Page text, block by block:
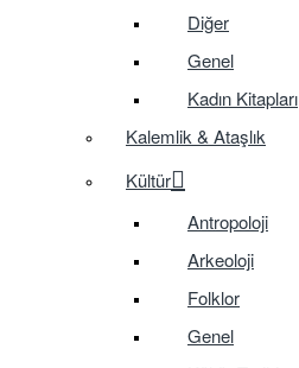
Diğer
Genel
Kadın Kitapları
Kalemlik & Ataşlık
Kültür
Antropoloji
Arkeoloji
Folklor
Genel